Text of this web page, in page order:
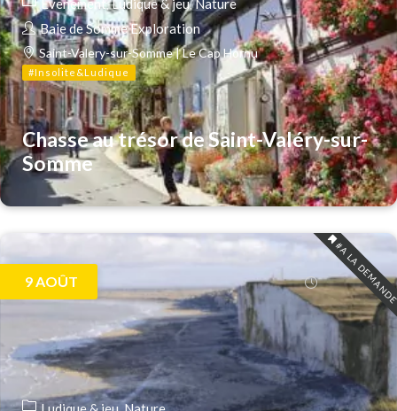
Evenement Ludique & jeu Nature
Baie de Somme Exploration
Saint-Valery-sur-Somme | Le Cap Hornu
#Insolite&Ludique
Chasse au trésor de Saint-Valéry-sur-
Somme
#A LA
9 AOÛT